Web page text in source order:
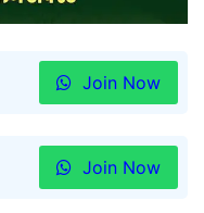
Join Now
Join Now